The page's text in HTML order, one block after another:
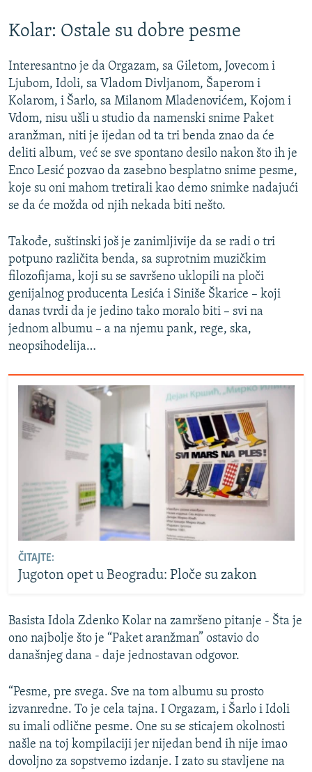
Kolar: Ostale su dobre pesme
Interesantno je da Orgazam, sa Giletom, Jovecom i
Ljubom, Idoli, sa Vladom Divljanom, Šaperom i
Kolarom, i Šarlo, sa Milanom Mladenovićem, Kojom i
Vdom, nisu ušli u studio da namenski snime Paket
aranžman, niti je ijedan od ta tri benda znao da će
deliti album, već se sve spontano desilo nakon što ih je
Enco Lesić pozvao da zasebno besplatno snime pesme,
koje su oni mahom tretirali kao demo snimke nadajući
se da će možda od njih nekada biti nešto.
Takođe, suštinski još je zanimljivije da se radi o tri
potpuno različita benda, sa suprotnim muzičkim
filozofijama, koji su se savršeno uklopili na ploči
genijalnog producenta Lesića i Siniše Škarice – koji
danas tvrdi da je jedino tako moralo biti – svi na
jednom albumu – a na njemu pank, rege, ska,
neopsihodelija…
ČITAJTE:
Jugoton opet u Beogradu: Ploče su zakon
Basista Idola Zdenko Kolar na zamršeno pitanje - Šta je
ono najbolje što je “Paket aranžman” ostavio do
današnjeg dana - daje jednostavan odgovor.
“Pesme, pre svega. Sve na tom albumu su prosto
izvanredne. To je cela tajna. I Orgazam, i Šarlo i Idoli
su imali odlične pesme. One su se sticajem okolnosti
našle na toj kompilaciji jer nijedan bend ih nije imao
dovoljno za sopstvemo izdanje. I zato su stavljene na